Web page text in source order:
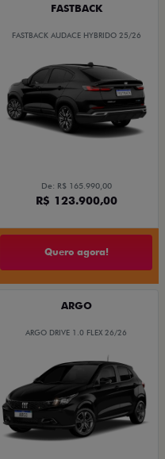
FASTBACK
FASTBACK AUDACE HYBRIDO 25/26
De: R$ 165.990,00
R$ 123.900,00
Quero agora!
ARGO
ARGO DRIVE 1.0 FLEX 26/26